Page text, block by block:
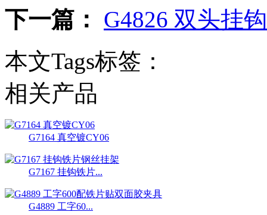
下一篇：
G4826 双头挂
本文Tags标签：
相关产品
G7164 真空镀CY06
G7167 挂钩铁片...
G4889 工字60...